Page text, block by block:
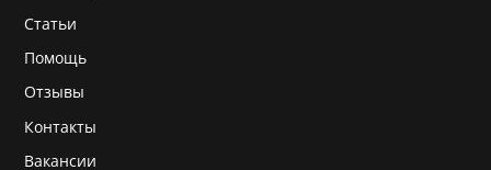
Статьи
Помощь
Отзывы
Контакты
Вакансии